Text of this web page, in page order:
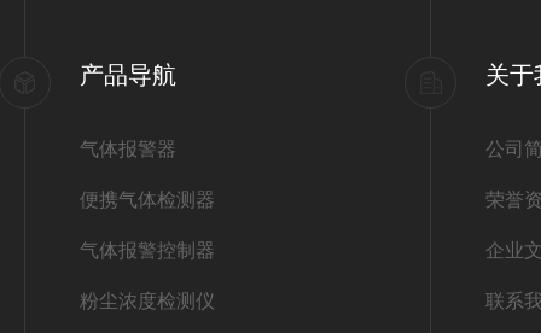
产品导航
气体报警器
便携气体检测器
气体报警控制器
粉尘浓度检测仪
关于
公司
荣誉
企业
联系